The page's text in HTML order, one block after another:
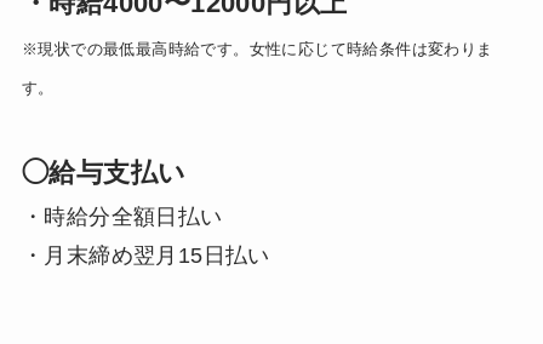
※現状での最低最高時給です。女性に応じて時給条件は変わりま
す。
◯給与支払い
・時給分全額日払い
・月末締め翌月15日払い